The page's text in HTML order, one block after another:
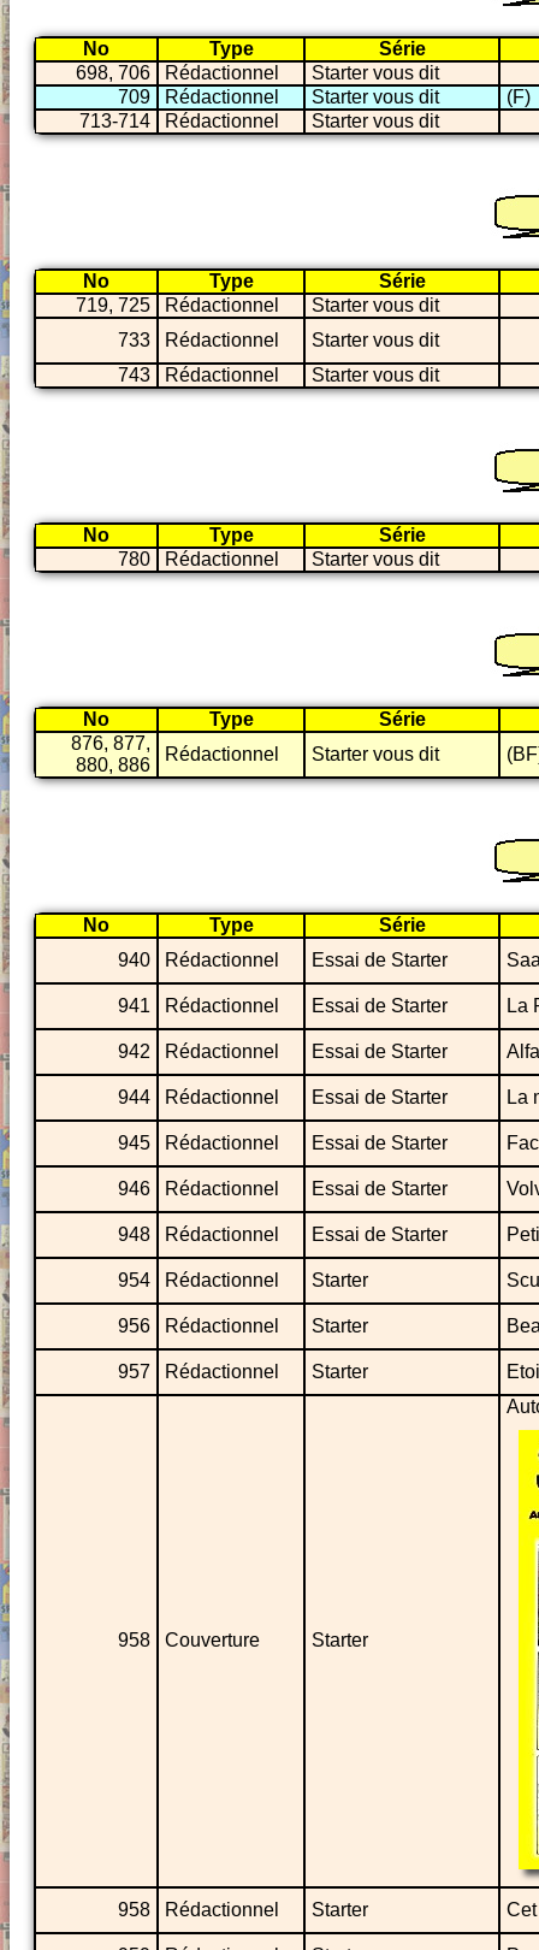
No Type
Série
698, 706
Rédactionnel
Starter vous dit
709
Rédactionnel Starter vous dit
(F)
713-714
Rédactionnel Starter vous dit
No Type
Série
719, 725
Rédactionnel
Starter vous dit
733
Rédactionnel
Starter vous dit
743
Rédactionnel Starter vous dit
No Type
Série
780
Rédactionnel Starter vous dit
No Type
Série
876, 877,
880, 886
Rédactionnel Starter vous dit
No Type
Série
940
Rédactionnel Essai de Starter
941 Rédactionnel Essai de Starter La
942 Rédactionnel Essai de Starter
944 Rédactionnel Essai de Starter La
945 Rédactionnel Essai de Starter
946 Rédactionnel Essai de Starter
948 Rédactionnel Essai de Starter
954 Rédactionnel Starter
956 Rédactionnel Starter
957 Rédactionnel Starter
958 Couverture Starter
958 Rédactionnel Starter